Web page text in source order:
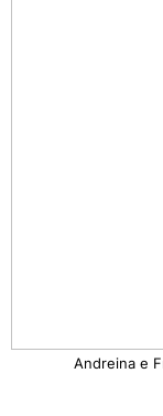
Andreina e